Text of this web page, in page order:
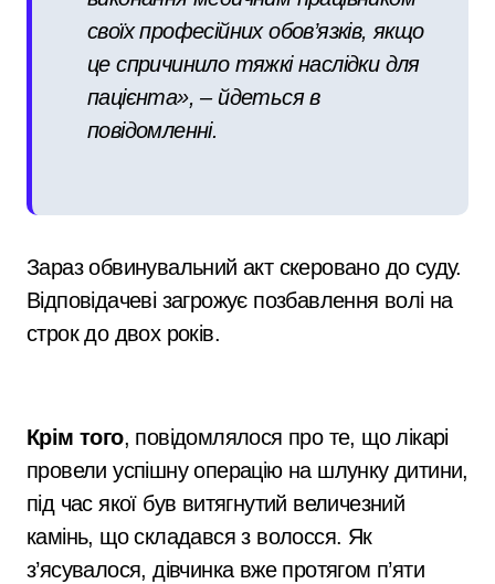
своїх професійних обов’язків, якщо
це спричинило тяжкі наслідки для
пацієнта», – йдеться в
повідомленні.
Зараз обвинувальний акт скеровано до суду.
Відповідачеві загрожує позбавлення волі на
строк до двох років.
Крім того, повідомлялося про те, що лікарі
провели успішну операцію на шлунку дитини,
під час якої був витягнутий величезний
камінь, що складався з волосся. Як
з’ясувалося, дівчинка вже протягом п’яти